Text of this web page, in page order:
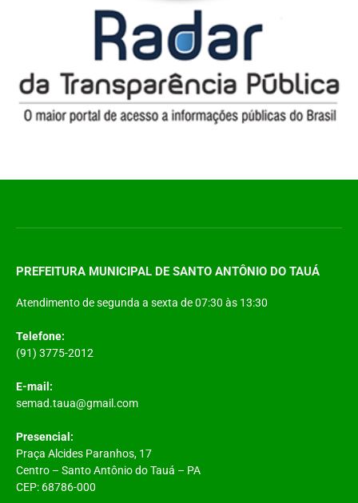
PREFEITURA MUNICIPAL DE SANTO ANTÔNIO DO TAUÁ
Atendimento de segunda a sexta de 07:30 às 13:30
Telefone:
(91) 3775-2012
E-mail:
semad.taua@gmail.com
Presencial:
Praça Alcides Paranhos, 17
Centro – Santo Antônio do Tauá – PA
CEP: 68786-000